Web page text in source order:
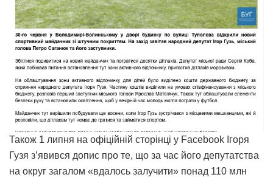
Також 1 липня на офіційній сторінці у Facebook Ігоря
Гузя з’явився допис про те, що за час його депутатства
на округ загалом «вдалось залучити» понад 110 млн